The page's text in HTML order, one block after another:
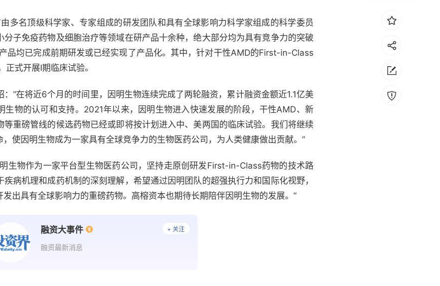
多名顶级科学家、专家组成的研发团队和具有全球影响力科学家组成的科学委员
子免疫药物及细胞治疗等领域在研产品十余种，绝大部分均为具有竞争力的突破
品均已完成前期研发或已经实现了产品化。其中，针对干性AMD的First-in-Class
式开展I期临床试验。
“在将近6个月的时间里，因明生物连续完成了两轮融资，累计融资金额近1.1亿美
生物的认可和支持。2021年以来，因明生物进入快速发展的阶段，干性AMD、新
重磅管线的候选药物已经或即将按计划进入中、美两国的临床试验。我们将继续
使因明生物成为一家具有全球竞争力的生物医药公司，为人类健康做出贡献。”
生物作为一家平台型生物医药公司，坚持走原创研发First-in-Class药物的技术路
病机理和成药机制的深刻理解，希望通过因明团队的超强执行力和国际化视野，
出具有全球影响力的重磅药物。高榕资本也期待长期陪伴因明生物的发展。”
融资大事件
融资最新消息
+ 关注